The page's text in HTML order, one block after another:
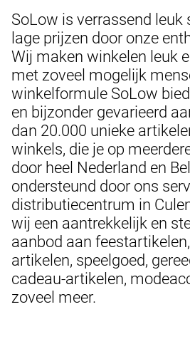
SoLow is verrassend leuk
lage prijzen door onze
Wij maken winkelen leuk
met zoveel mogelijk
winkelformule SoLow
en bijzonder gevarieerd
dan 20.000 unieke
winkels, die je op
door heel Nederland en
ondersteund door ons
distributiecentrum in
wij een aantrekkelijk en
aanbod aan
artikelen, speelgoed,
cadeau-artikelen,
zoveel meer.